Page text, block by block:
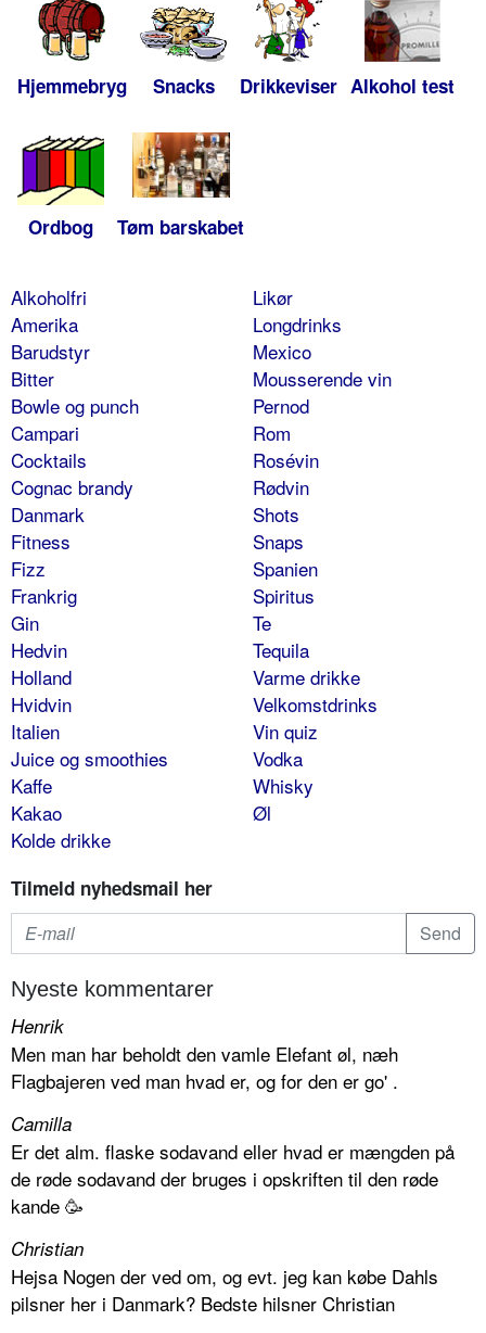
Hjemmebryg Snacks Drikkeviser Alkohol test
Ordbog Tøm barskabet
Alkoholfri
Amerika
Barudstyr
Bitter
Bowle og punch
Campari
Cocktails
Cognac brandy
Danmark
Fitness
Fizz
Frankrig
Gin
Hedvin
Holland
Hvidvin
Italien
Juice og smoothies
Kaffe
Kakao
Kolde drikke
Likør
Longdrinks
Mexico
Mousserende vin
Pernod
Rom
Rosévin
Rødvin
Shots
Snaps
Spanien
Spiritus
Te
Tequila
Varme drikke
Velkomstdrinks
Vin quiz
Vodka
Whisky
Øl
Tilmeld nyhedsmail her
Nyeste kommentarer
Henrik
Men man har beholdt den vamle Elefant øl, næh
Flagbajeren ved man hvad er, og for den er go' .
Camilla
Er det alm. flaske sodavand eller hvad er mængden på
de røde sodavand der bruges i opskriften til den røde
kande 🥳
Christian
Hejsa Nogen der ved om, og evt. jeg kan købe Dahls
pilsner her i Danmark? Bedste hilsner Christian